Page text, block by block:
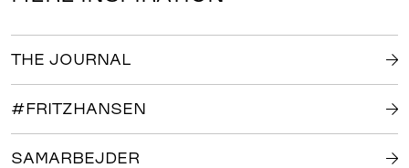
THE JOURNAL
#FRITZHANSEN
SAMARBEJDER